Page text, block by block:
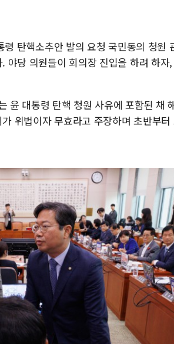
李 대통령, '6시간 마라톤 부동산 2
트럼프, 中 겨냥 폴리실리콘 관세
탄핵소추안 발의 요청 국민동의 청원
야당 의원들이 회의장 진입을 하려 하자
윤 대통령 탄핵 청원 사유에 포함된 채
위법이자 무효라고 주장하며 초반부